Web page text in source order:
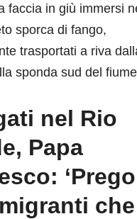
faccia in giù immersi
sporca di fango,
trasportati a riva
sponda sud del
nel Rio
Papa
che